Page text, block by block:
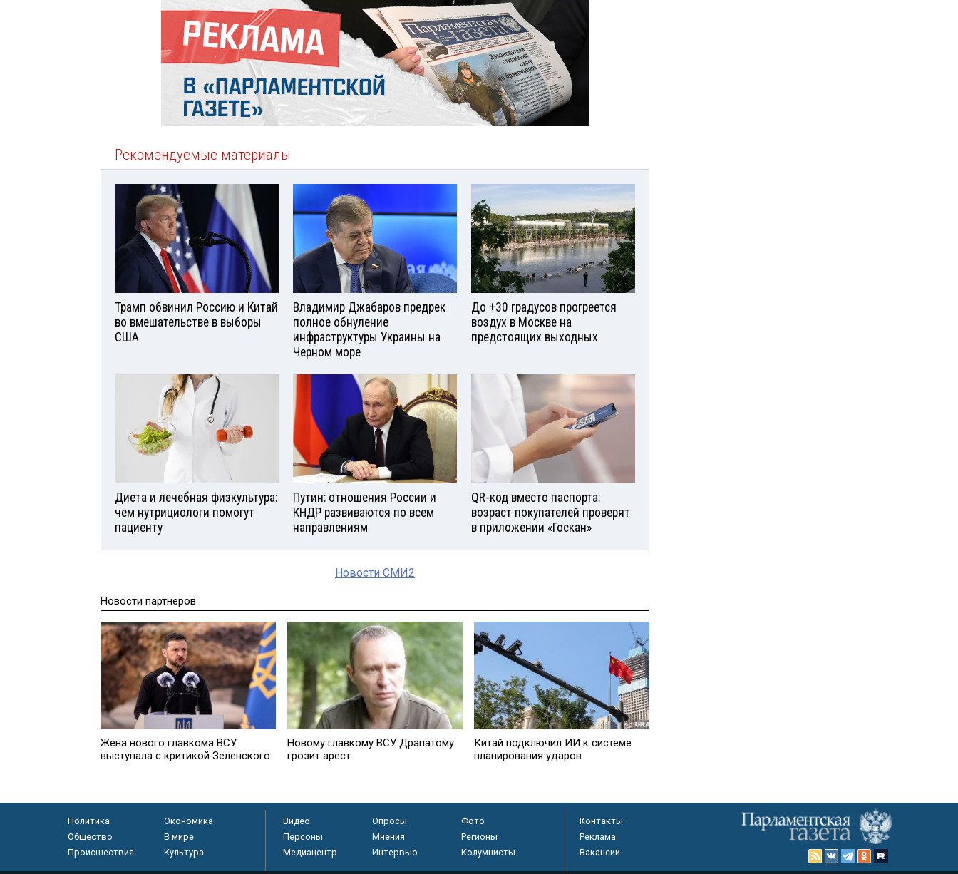
Рекомендуемые материалы
Трамп обвинил Россию и Китай
во вмешательстве в выборы
США
Владимир Джабаров предрек
полное обнуление
инфраструктуры Украины на
Черном море
До +30 градусов прогреется
воздух в Москве на
предстоящих выходных
Диета и лечебная физкультура:
чем нутрициологи помогут
пациенту
Путин: отношения России и
КНДР развиваются по всем
направлениям
QR-код вместо паспорта:
возраст покупателей проверят
в приложении «Госкан»
Новости СМИ2
Новости партнеров
Жена нового главкома ВСУ
выступала с критикой Зеленского
Новому главкому ВСУ Драпатому
грозит арест
Китай подключил ИИ к системе
планирования ударов
Политика
Экономика
Общество
В мире
Происшествия
Культура
Видео Опросы
Фото
Персоны
Мнения
Регионы
Медиацентр
Интервью Колумнисты
Контакты
Реклама
Вакансии